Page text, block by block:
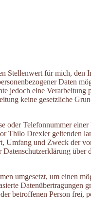
Stellenwert für mich,
Daten
jedoch eine Verarbeitung
keine gesetzliche
oder Telefonnummer
Thilo Drexler geltenden
Umfang und Zweck der
über
umgesetzt, um einen
Datenübertragungen
betroffenen Person frei,